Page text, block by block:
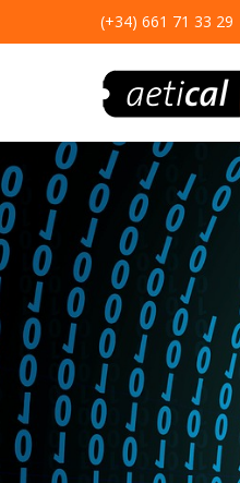
(+34) 661 71 33 29